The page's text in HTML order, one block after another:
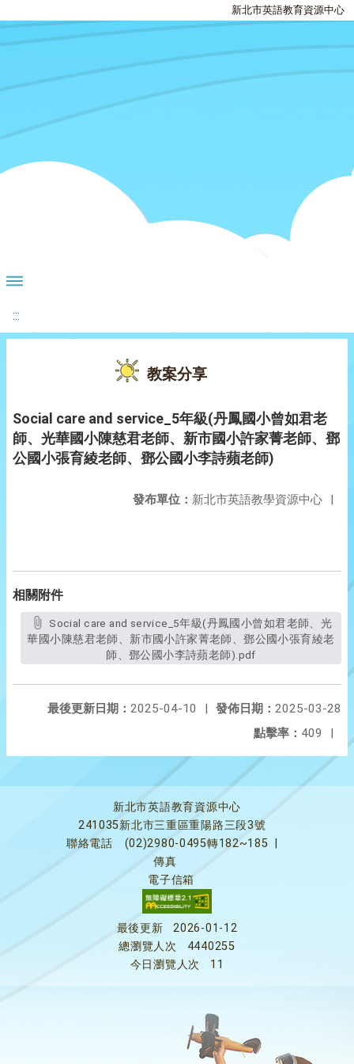
新北市英語教育資源中心
:::
教案分享
Social care and service_5年級(丹鳳國小曾如君老
師、光華國小陳慈君老師、新市國小許家菁老師、鄧
公國小張育綾老師、鄧公國小李詩蘋老師)
發布單位： 新北市英語教學資源中心 |
相關附件
華國小陳慈君老師、新市國小許家菁老師、鄧公國小張育綾老
師、鄧公國小李詩蘋老師).pdf
發佈日期： 2025-03-28
最後更新日期： 2025-04-10
|
點擊率： 409 |
新北市英語教育資源中心
241035新北市三重區重陽路三段3號
聯絡電話
(02)2980-0495轉182~185
傳真
電子信箱
最後更新
2026-01-12
總瀏覽人次
4440255
今日瀏覽人次
11